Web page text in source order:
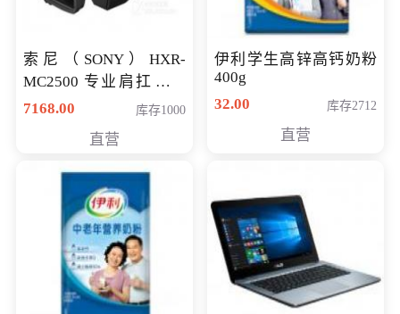
索尼（SONY）HXR-
MC2500 专业肩扛式存
储卡全高清摄录一体机
清入门级摄像机
7168.00 库存1000
直营
伊利学生高锌高钙奶粉
400g
32.00
库存2712
直营